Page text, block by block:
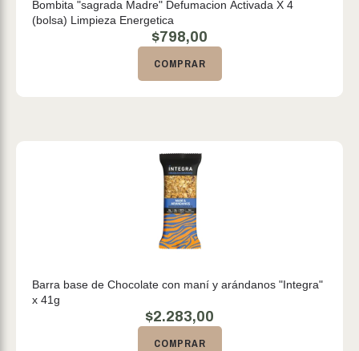
Bombita "sagrada Madre" Defumacion Activada X 4
(bolsa) Limpieza Energetica
$798,00
COMPRAR
Barra base de Chocolate con maní y arándanos "Integra"
x 41g
$2.283,00
COMPRAR